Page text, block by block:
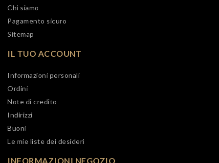
Chi siamo
Pagamento sicuro
Sitemap
IL TUO ACCOUNT
Informazioni personali
Ordini
Note di credito
Indirizzi
Buoni
Le mie liste dei desideri
INFORMAZIONI NEGOZIO